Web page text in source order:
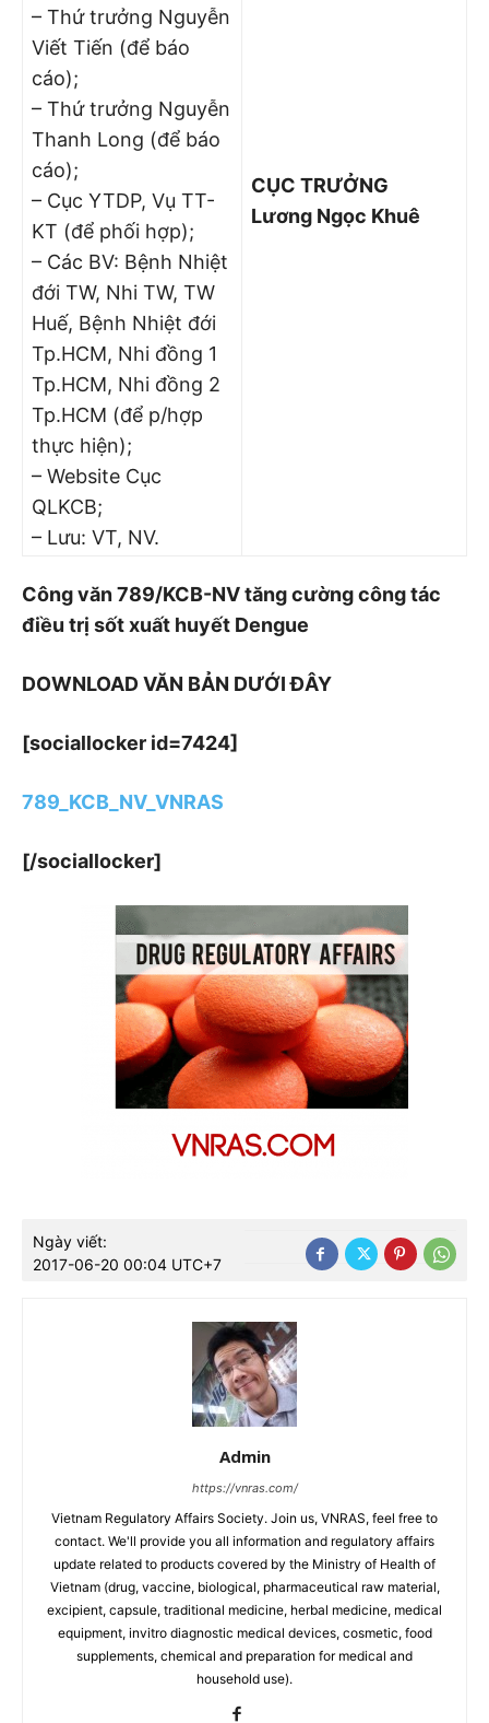
– Thứ trưởng Nguyễn
Viết Tiến (để báo
cáo);
– Thứ trưởng Nguyễn
Thanh Long (để báo
cáo);
– Cục YTDP, Vụ TT-
KT (để phối hợp);
– Các BV: Bệnh Nhiệt
đới TW, Nhi TW, TW
Huế, Bệnh Nhiệt đới
Tp.HCM, Nhi đồng 1
Tp.HCM, Nhi đồng 2
Tp.HCM (để p/hợp
thực hiện);
– Website Cục
QLKCB;
– Lưu: VT, NV.
CỤC TRƯỞNG
Lương Ngọc Khuê
Công văn 789/KCB-NV tăng cường công tác
điều trị sốt xuất huyết Dengue
DOWNLOAD VĂN BẢN DƯỚI ĐÂY
[sociallocker id=7424]
789_KCB_NV_VNRAS
[/sociallocker]
Ngày viết:
2017-06-20 00:04 UTC+7
Admin
https://vnras.com/
Vietnam Regulatory Affairs Society. Join us, VNRAS, feel free to
contact. We'll provide you all information and regulatory affairs
update related to products covered by the Ministry of Health of
Vietnam (drug, vaccine, biological, pharmaceutical raw material,
excipient, capsule, traditional medicine, herbal medicine, medical
equipment, invitro diagnostic medical devices, cosmetic, food
supplements, chemical and preparation for medical and
household use).